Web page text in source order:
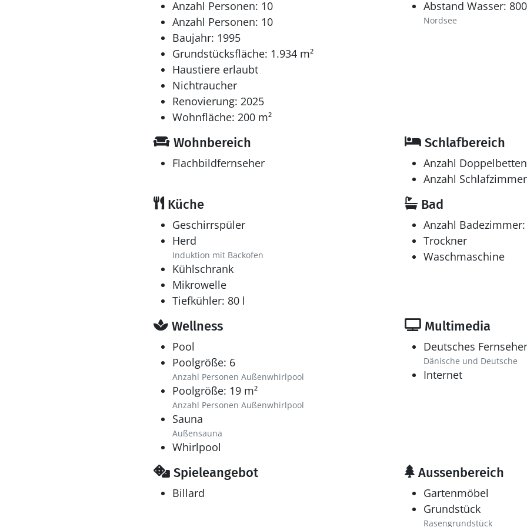
Anzahl Personen: 10
Anzahl Personen: 10
Baujahr: 1995
Grundstücksfläche: 1.934 m²
Haustiere erlaubt
Nichtraucher
Renovierung: 2025
Wohnfläche: 200 m²
Abstand Wasser:
Nordsee
Wohnbereich
Flachbildfernseher
Schlafbereich
Anzahl
Anzahl
Küche
Geschirrspüler
Herd
Induktion mit Backofen
Kühlschrank
Mikrowelle
Tiefkühler: 80 l
Bad
Anzahl
Trockner
Waschmaschine
Wellness
Pool
Poolgröße: 6
Anzahl Personen Außenwhirlpool
Poolgröße: 19 m²
Anzahl Personen Außenwhirlpool
Sauna
Außensauna
Whirlpool
Multimedia
Deutsches
Dänische und Deutsche
Internet
Spieleangebot
Billard
Aussenbereich
Gartenmöbel
Grundstück
Rasengrundstück